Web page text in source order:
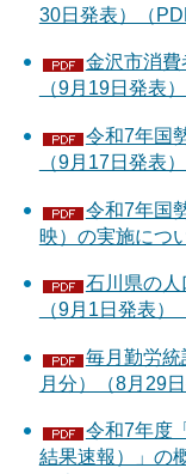
30日発表）（
金沢市消
（9月19日発表
令和7年国
（9月17日発表
令和7年国
映）の実施につ
石川県の人
（9月1日発表）
毎月勤労
月分）（8月29
令和7年度
結果速報）」の